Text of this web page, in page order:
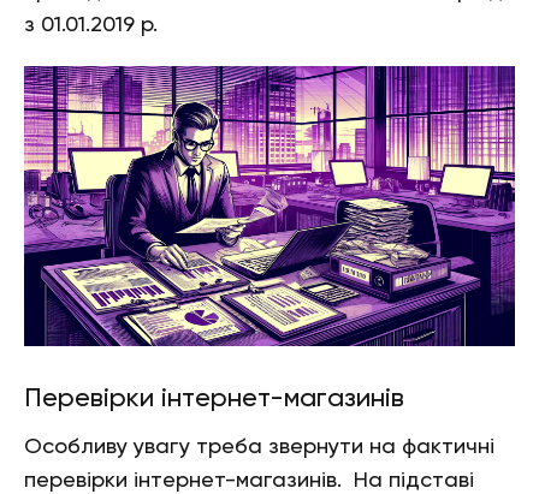
з 01.01.2019 р.
Перевірки інтернет-магазинів
Особливу увагу треба звернути на фактичні
перевірки інтернет-магазинів. На підставі